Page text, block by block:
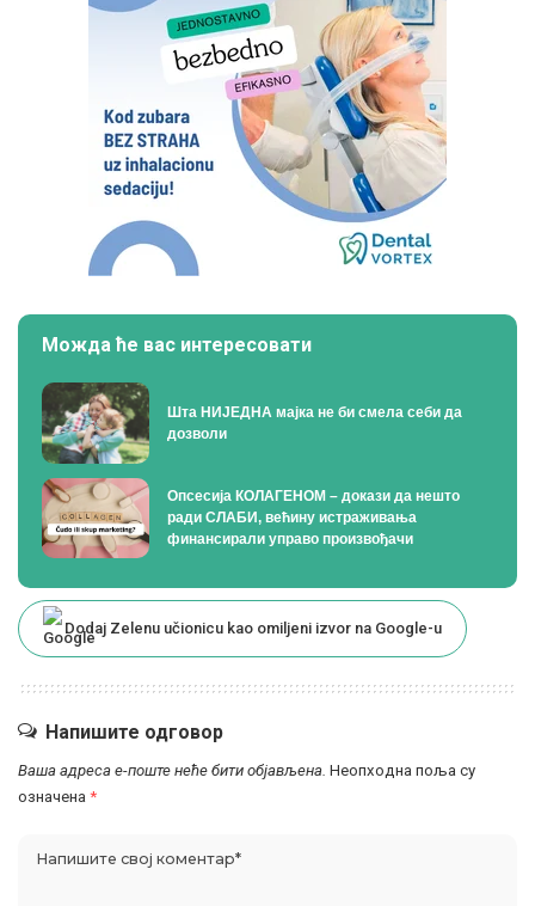
Можда ће вас интересовати
Шта НИЈЕДНА мајка не би смела себи да
дозволи
Опсесија КОЛАГЕНОМ – докази да нешто
ради СЛАБИ, већину истраживања
финансирали управо произвођачи
Dodaj Zelenu učionicu kao omiljeni izvor na Google-u
Напишите одговор
Ваша адреса е-поште неће бити објављена. Неопходна поља су
означена *